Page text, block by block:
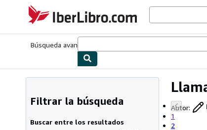
IberLibro.com
Búsqueda avanzada
Autor:
1
2
Filtrar la búsqueda
Buscar entre los resultados